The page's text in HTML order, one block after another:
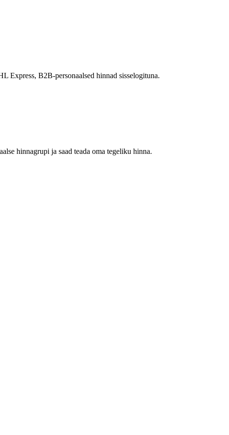
Express, B2B-personaalsed hinnad sisselogituna.
hinnagrupi ja saad teada oma tegeliku hinna.